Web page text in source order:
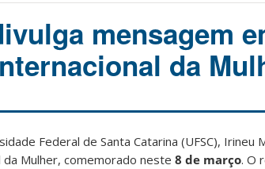
mensagem
da
Federal de Santa Catarina (UFSC), Irineu
da Mulher, comemorado neste 8 de março. O